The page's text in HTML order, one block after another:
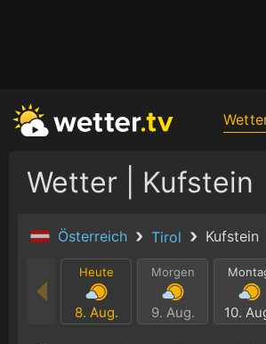
Wetter | Kufstein
Österreich Tirol Kufstein
Heute
8. Aug.
Morgen
9. Aug. 10.